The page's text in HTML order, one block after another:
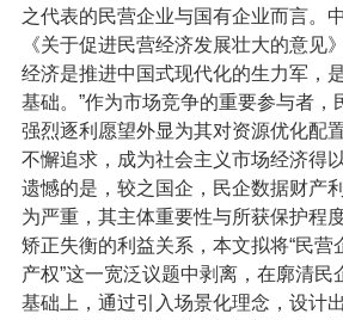
之代表的民营企业与国有企业而言。
《关于促进民营经济发展壮大的意见
经济是推进中国式现代化的生力军，
基础。”作为市场竞争的重要参与者，
强烈逐利愿望外显为其对资源优化配
不懈追求，成为社会主义市场经济得
遗憾的是，较之国企，民企数据财产
为严重，其主体重要性与所获保护程
矫正失衡的利益关系，本文拟将“民营
产权”这一宽泛议题中剥离，在廓清民
基础上，通过引入场景化理念，设计